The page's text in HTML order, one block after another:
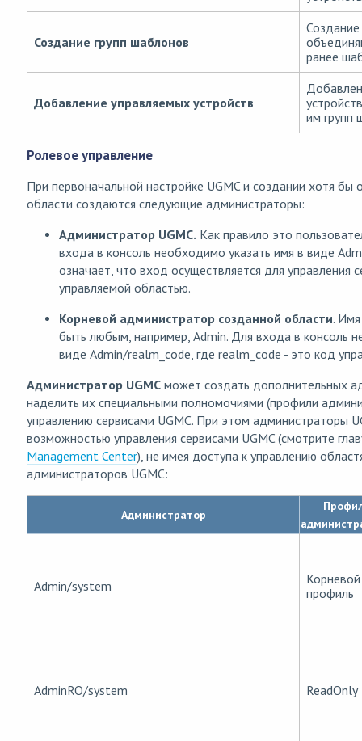
Создание групп шаблонов
ранее
Добавление управляемых устройств
им групп
Ролевое управление
При первоначальной настройке UGMC и создании хотя бы
области создаются следующие администраторы:
Администратор UGMC. Как правило это
входа в консоль необходимо указать имя в виде
означает, что вход осуществляется для управления
управляемой областью.
Корневой администратор созданной области.
быть любым, например, Admin. Для входа в консоль
виде Admin/realm_code, где realm_code - это код
Администратор UGMC может создать дополнительных
наделить их специальными полномочиями (профили
управлению сервисами UGMC. При этом администраторы
возможностью управления сервисами UGMC (смотрите
Management Center), не имея доступа к управлению
администраторов UGMC:
Администратор
Admin/system
Корневой
профиль
AdminRO/system ReadOnly